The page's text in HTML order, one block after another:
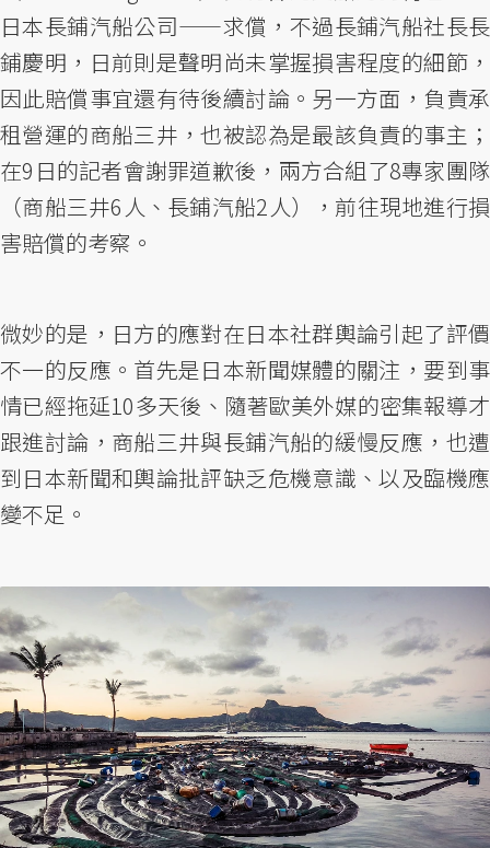
日本長鋪汽船公司——求償，不過長鋪汽船社長長
鋪慶明，日前則是聲明尚未掌握損害程度的細節，
因此賠償事宜還有待後續討論。另一方面，負責承
租營運的商船三井，也被認為是最該負責的事主；
在9日的記者會謝罪道歉後，兩方合組了8專家團隊
（商船三井6人、長鋪汽船2人），前往現地進行損
害賠償的考察。
微妙的是，日方的應對在日本社群輿論引起了評價
不一的反應。首先是日本新聞媒體的關注，要到事
情已經拖延10多天後、隨著歐美外媒的密集報導才
跟進討論，商船三井與長鋪汽船的緩慢反應，也遭
到日本新聞和輿論批評缺乏危機意識、以及臨機應
變不足。